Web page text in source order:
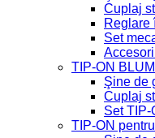
Cuplaj
Reglare
Set
TIP-ON
Şine de
Cuplaj
Set TIP-
TIP-ON